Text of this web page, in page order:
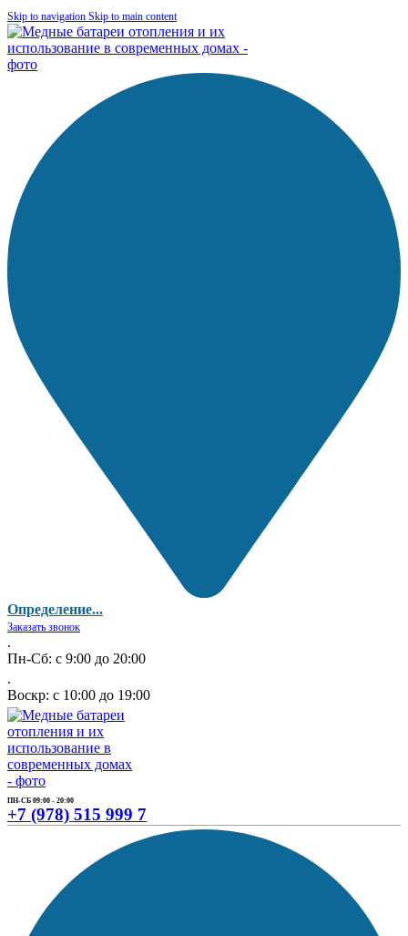
Skip to navigation Skip to main content
Определение...
Заказать звонок
.
Пн-Сб: с 9:00 до 20:00
.
Воскр: с 10:00 до 19:00
ПН-СБ 09:00 - 20:00
+7 (978) 515 999 7